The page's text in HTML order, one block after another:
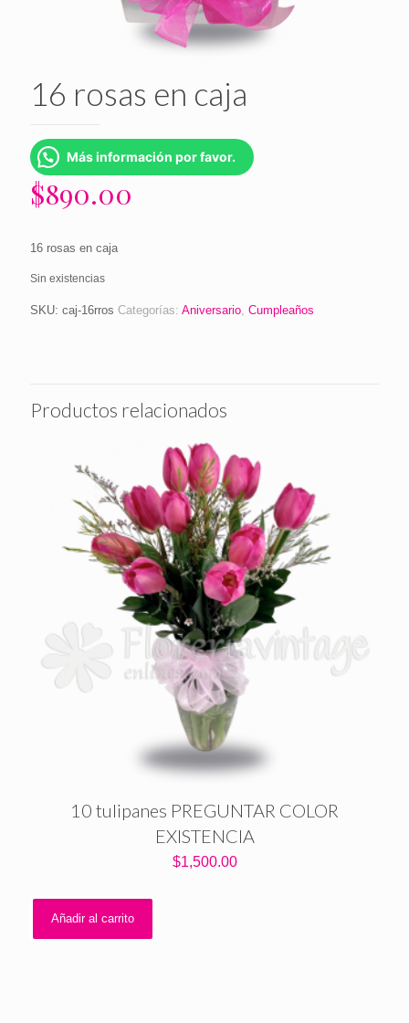
16 rosas en caja
Más información por favor.
$890.00
16 rosas en caja
Sin existencias
SKU: caj-16rros Categorías: Aniversario, Cumpleaños
Productos relacionados
10 tulipanes PREGUNTAR COLOR
EXISTENCIA
$1,500.00
Añadir al carrito